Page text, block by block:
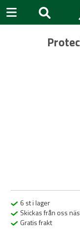
6 st i lager
Skickas från oss
Gratis frakt